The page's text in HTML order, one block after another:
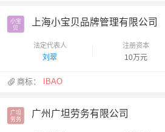
小宝
贝
上海小宝贝品牌管理有限公司
法定代表人
刘翠
注册资本
10万元
商标： IBAO
广坦
劳务
广州广坦劳务有限公司